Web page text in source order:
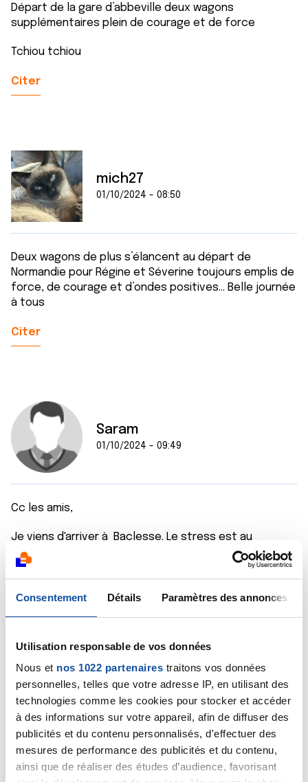
Consentement Détails Paramètres des annonces
Utilisation responsable de vos données
Nous et nos 1022 partenaires traitons vos données
personnelles, telles que votre adresse IP, en utilisant des
technologies comme les cookies pour stocker et accéder
à des informations sur votre appareil, afin de diffuser des
publicités et du contenu personnalisés, d'effectuer des
mesures de performance des publicités et du contenu,
ainsi que de réaliser des études d’audience, favorisant
Départ de la gare d’abbeville deux wagons
supplémentaires plein de courage et de force
Tchiou tchiou
Citer
mich27
01/10/2024 - 08:50
Deux wagons de plus s’élancent au départ de
Normandie pour Régine et Séverine toujours emplis de
force, de courage et d’ondes positives… Belle journée
à tous
Citer
Saram
01/10/2024 - 09:49
Cc les amis,
Je viens d'arriver à Baclesse. Le stress est au
maximum. Je vous remercie pour vos messages. Bonne
journée
Citer
Flora 87
Avec du retard mais le cœur Y Est deux trains